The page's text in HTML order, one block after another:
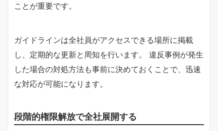
ことが重要です。
ガイドラインは全社員がアクセスできる場所に掲載
し、定期的な更新と周知を行います。 違反事例が発生
した場合の対処方法も事前に決めておくことで、迅速
な対応が可能になります。
段階的権限解放で全社展開する